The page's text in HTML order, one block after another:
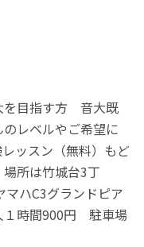
を目指す方 音大既
レベルやご希望に
ッスン（無料）もど
所は竹城台3丁
ハC3グランドピア
１時間900円 駐車場